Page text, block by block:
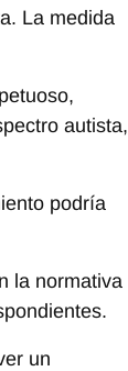
La medida
autista,
podría
la normativa
un